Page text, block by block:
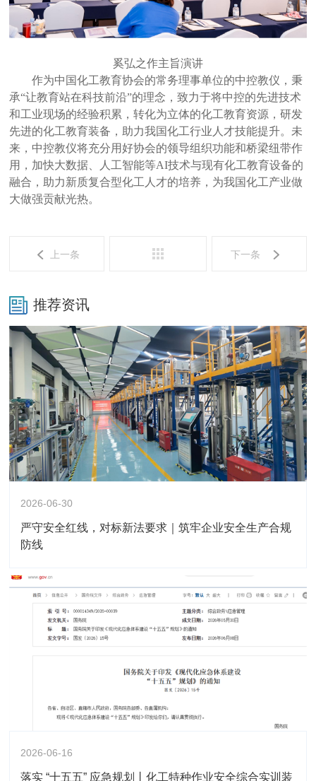
奚弘之作主旨演讲
作为中国化工教育协会的常务理事单位的中控教仪，秉
承“让教育站在科技前沿”的理念，致力于将中控的先进技术
和工业现场的经验积累，转化为立体的化工教育资源，研发
先进的化工教育装备，助力我国化工行业人才技能提升。未
来，中控教仪将充分用好协会的领导组织功能和桥梁纽带作
用，加快大数据、人工智能等AI技术与现有化工教育设备的
融合，助力新质复合型化工人才的培养，为我国化工产业做
大做强贡献光热。
上一条 下一条
推荐资讯
2026-06-30
严守安全红线，对标新法要求｜筑牢企业安全生产合规
防线
2026-06-16
落实 “十五五” 应急规划丨化工特种作业安全综合实训装